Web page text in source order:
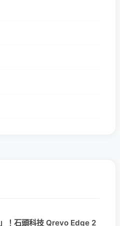
！石頭科技 Qrevo Edge 2